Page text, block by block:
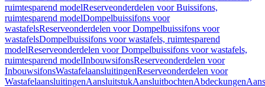
ruimtesparend modelReserveonderdelen voor Buissifons,
ruimtesparend modelDompelbuissifons voor
wastafelsReserveonderdelen voor Dompelbuissifons voor
wastafelsDompelbuissifons voor wastafels, ruimtesparend
modelReserveonderdelen voor Dompelbuissifons voor wastafels,
ruimtesparend modelInbouwsifonsReserveonderdelen voor
InbouwsifonsWastafelaansluitingenReserveonderdelen voor
WastafelaansluitingenAansluitstukAansluitbochtenAbdeckungen